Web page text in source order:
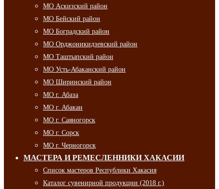
МО Аскизский район
МО Бейский район
МО Боградский район
МО Орджоникидзевский район
МО Таштыпский район
МО Усть-Абаканский район
МО Ширинский район
МО г. Абаза
МО г. Абакан
МО г. Саяногорск
МО г. Сорск
МО г. Черногорск
МАСТЕРА И РЕМЕСЛЕННИКИ ХАКАСИИ
Список мастеров Республики Хакасия
Каталог сувенирной продукции (2018 г.)